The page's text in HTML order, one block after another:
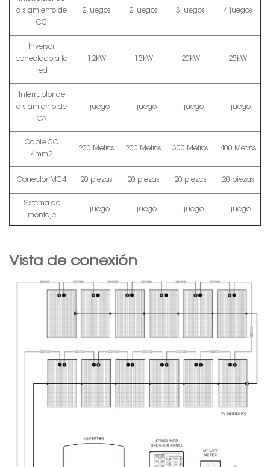
aislamiento de
CC
2 juegos 2 juegos 3 juegos 4 juegos
Inversor
conectado a la
red
12kW 15kW 20kW 25kW
Interruptor de
aislamiento de
CA
1 juego 1 juego 1 juego 1 juego
Cable CC
4mm2
200 Metros 200 Metros 300 Metros 400 Metros
Conector MC4 20 piezas 20 piezas 20 piezas 20 piezas
Sistema de
montaje
1 juego 1 juego 1 juego 1 juego
Vista de conexión